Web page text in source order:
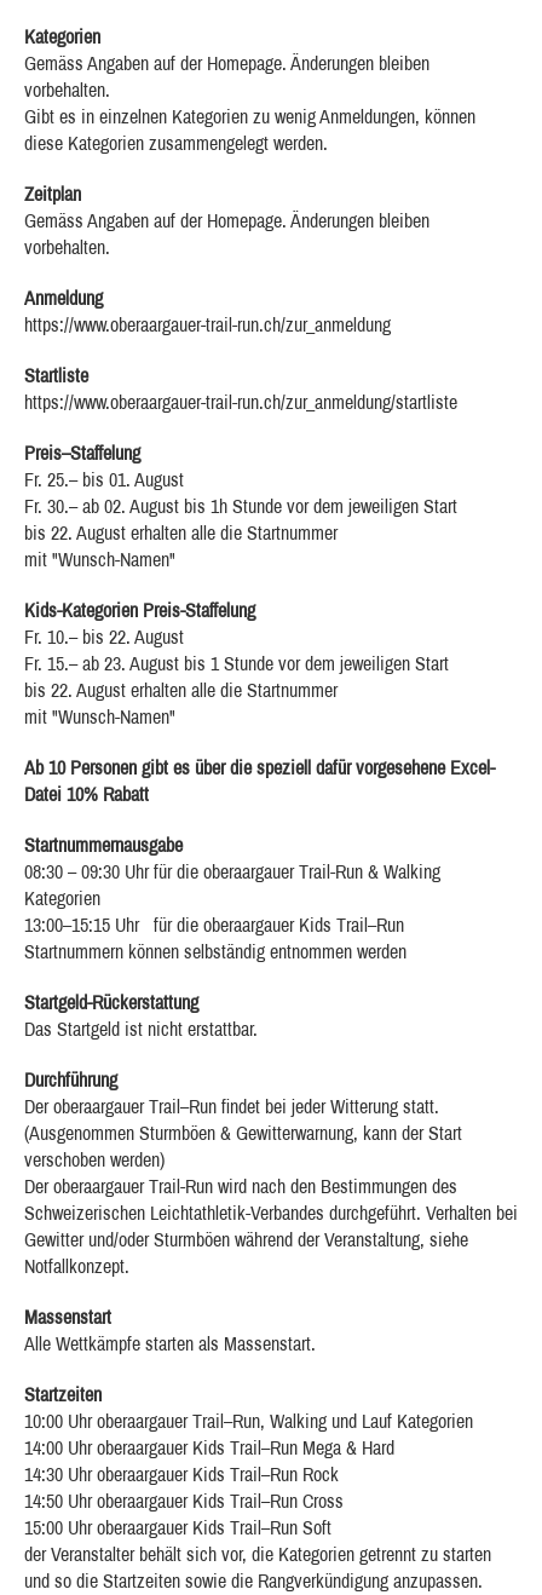
Kategorien
Gemäss Angaben auf der Homepage. Änderungen bleiben
vorbehalten.
Gibt es in einzelnen Kategorien zu wenig Anmeldungen, können
diese Kategorien zusammengelegt werden.
Zeitplan
Gemäss Angaben auf der Homepage. Änderungen bleiben
vorbehalten.
Anmeldung
https://www.oberaargauer-trail-run.ch/zur_anmeldung
Startliste
https://www.oberaargauer-trail-run.ch/zur_anmeldung/startliste
Preis–Staffelung
Fr. 25.– bis 01. August
Fr. 30.– ab 02. August bis 1h Stunde vor dem jeweiligen Start
bis 22. August erhalten alle die Startnummer
mit "Wunsch-Namen"
Kids-Kategorien Preis-Staffelung
Fr. 10.– bis 22. August
Fr. 15.– ab 23. August bis 1 Stunde vor dem jeweiligen Start
bis 22. August erhalten alle die Startnummer
mit "Wunsch-Namen"
Ab 10 Personen gibt es über die speziell dafür vorgesehene Excel-
Datei 10% Rabatt
Startnummernausgabe
08:30 – 09:30 Uhr für die oberaargauer Trail-Run & Walking
Kategorien
13:00–15:15 Uhr für die oberaargauer Kids Trail–Run
Startnummern können selbständig entnommen werden
Startgeld-Rückerstattung
Das Startgeld ist nicht erstattbar.
Durchführung
Der oberaargauer Trail–Run findet bei jeder Witterung statt.
(Ausgenommen Sturmböen & Gewitterwarnung, kann der Start
verschoben werden)
Der oberaargauer Trail-Run wird nach den Bestimmungen des
Schweizerischen Leichtathletik-Verbandes durchgeführt. Verhalten bei
Gewitter und/oder Sturmböen während der Veranstaltung, siehe
Notfallkonzept.
Massenstart
Alle Wettkämpfe starten als Massenstart.
Startzeiten
10:00 Uhr oberaargauer Trail–Run, Walking und Lauf Kategorien
14:00 Uhr oberaargauer Kids Trail–Run Mega & Hard
14:30 Uhr oberaargauer Kids Trail–Run Rock
14:50 Uhr oberaargauer Kids Trail–Run Cross
15:00 Uhr oberaargauer Kids Trail–Run Soft
der Veranstalter behält sich vor, die Kategorien getrennt zu starten
und so die Startzeiten sowie die Rangverkündigung anzupassen.